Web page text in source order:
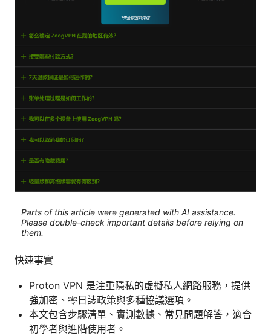
Parts of this article were generated with AI assistance.
Please double-check important details before relying on
them.
快速事實
Proton VPN 是注重隱私的虛擬私人網路服務，提供
強加密、零日誌政策與多種協議選項。
本文包含步驟清單、實測數據、常見問題解答，適合
初學者與進階使用者。